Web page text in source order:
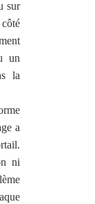
sur
un
la
a
ni